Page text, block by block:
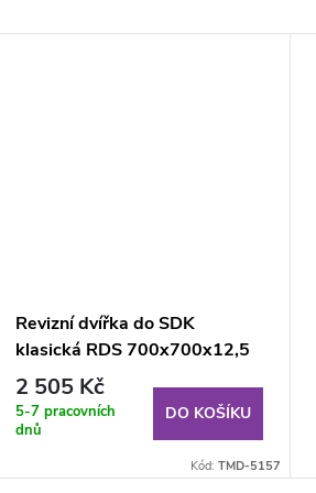
Revizní dvířka do SDK
klasická RDS 700x700x12,5
mm GKB KL
2 505 Kč
5-7 pracovních
dnů
DO KOŠÍKU
Kód: TMD-5157